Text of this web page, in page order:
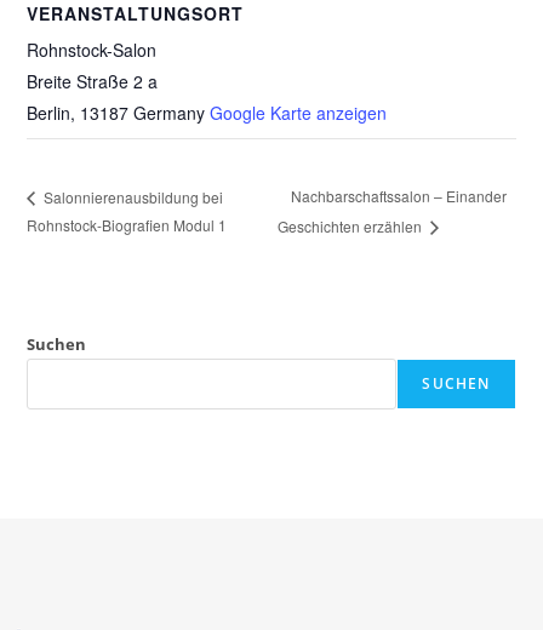
VERANSTALTUNGSORT
Rohnstock-Salon
Breite Straße 2 a
Berlin, 13187 Germany Google Karte anzeigen
Salonnierenausbildung bei
Rohnstock-Biografien Modul 1
Nachbarschaftssalon – Einander
Geschichten erzählen
Suchen
SUCHEN